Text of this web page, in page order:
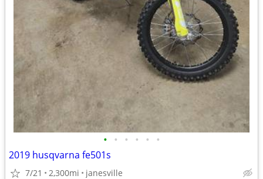
• • • • • •
2019 husqvarna fe501s
7/21 2,300mi janesville